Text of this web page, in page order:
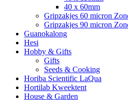
40 x 60mm
Gripzakjes 60 micron
Gripzakjes 90 micron
Guanokalong
Hesi
Hobby & Gifts
Gifts
Seeds & Cooking
Horiba Scientific LaQua
Hortilab Kweektent
House & Garden